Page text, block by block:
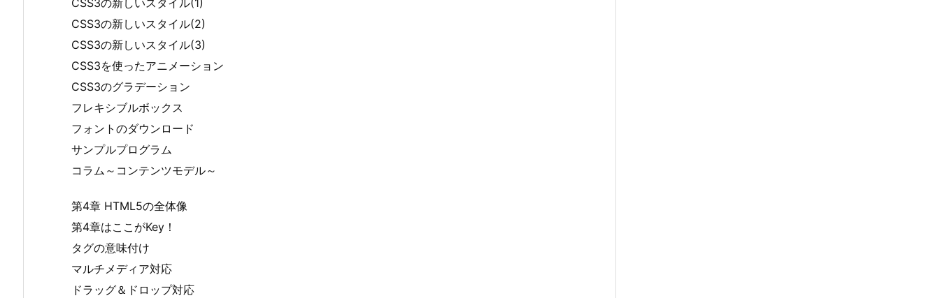
CSS3の新しいスタイル(2)
CSS3の新しいスタイル(3)
CSS3を使ったアニメーション
CSS3のグラデーション
フレキシブルボックス
フォントのダウンロード
サンプルプログラム
コラム～コンテンツモデル～
第4章 HTML5の全体像
第4章はここがKey！
タグの意味付け
マルチメディア対応
ドラッグ＆ドロップ対応